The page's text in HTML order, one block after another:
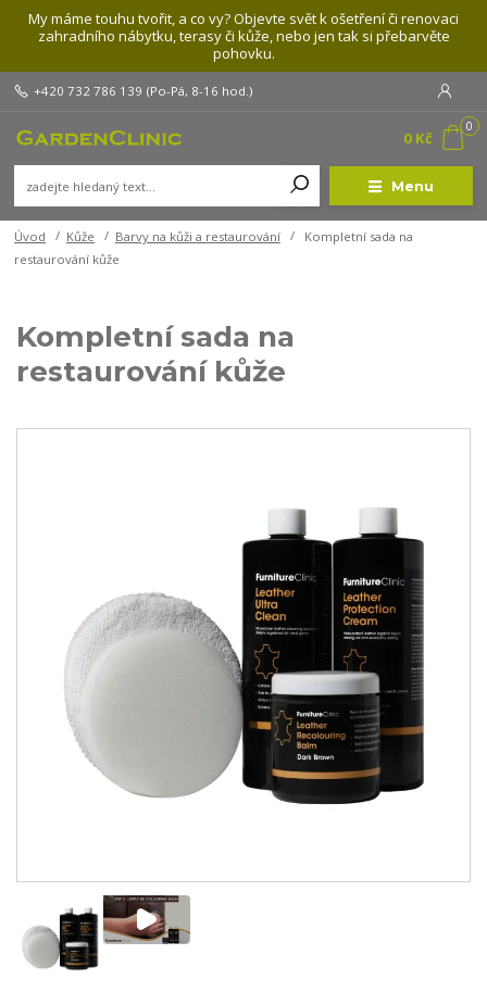
My máme touhu tvořit, a co vy? Objevte svět k ošetření či renovaci
zahradního nábytku, terasy či kůže, nebo jen tak si přebarvěte
pohovku.
Menu
+420 732 786 139 (Po-Pá, 8-16 hod.)
0
0 Kč
Úvod Kůže Barvy na kůži a restaurování
Kompletní sada na
restaurování kůže
Kompletní sada na
restaurování kůže